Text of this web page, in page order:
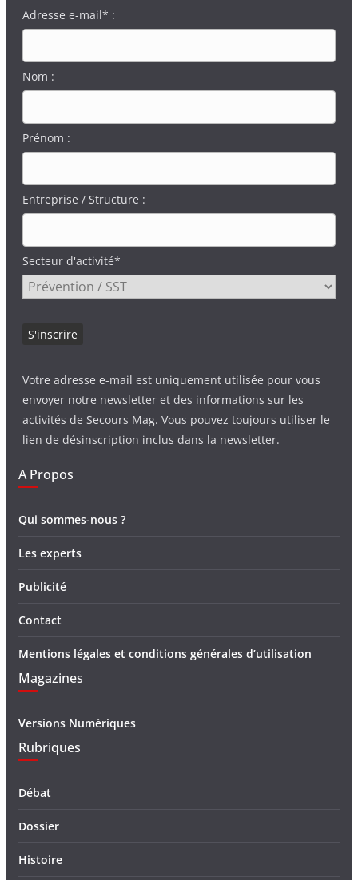
Adresse e-mail* :
Nom :
Prénom :
Entreprise / Structure :
Secteur d'activité*
Votre adresse e-mail est uniquement utilisée pour vous
envoyer notre newsletter et des informations sur les
activités de Secours Mag. Vous pouvez toujours utiliser le
lien de désinscription inclus dans la newsletter.
A Propos
Qui sommes-nous ?
Les experts
Publicité
Contact
Mentions légales et conditions générales d’utilisation
Magazines
Versions Numériques
Rubriques
Débat
Dossier
Histoire